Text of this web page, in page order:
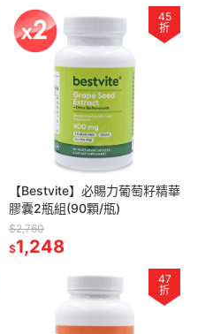
45
折
【Bestvite】必賜力葡萄籽精華
膠囊2瓶組(90顆/瓶)
$2,760
$1,248
47
折